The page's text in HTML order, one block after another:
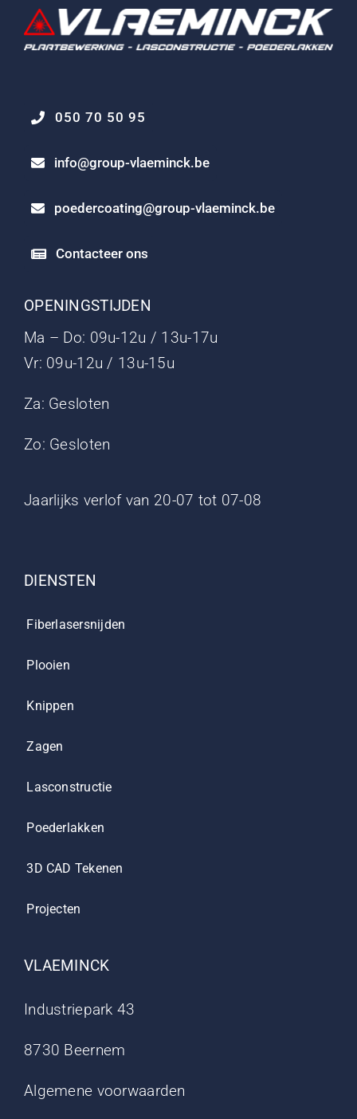
050 70 50 95
info@group-vlaeminck.be
poedercoating@group-vlaeminck.be
Contacteer ons
OPENINGSTIJDEN
Ma – Do: 09u-12u / 13u-17u
Vr: 09u-12u / 13u-15u
Za: Gesloten
Zo: Gesloten
Jaarlijks verlof van 20-07 tot 07-08
DIENSTEN
Fiberlasersnijden
Plooien
Knippen
Zagen
Lasconstructie
Poederlakken
3D CAD Tekenen
Projecten
VLAEMINCK
Industriepark 43
8730 Beernem
Algemene voorwaarden